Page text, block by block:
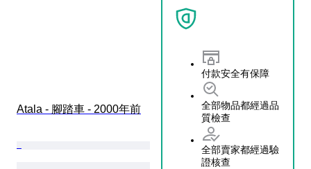
付款安全有保障
全部物品都經過品
質檢查
全部賣家都經過驗
證核查
Atala - 腳踏車 - 2000年前